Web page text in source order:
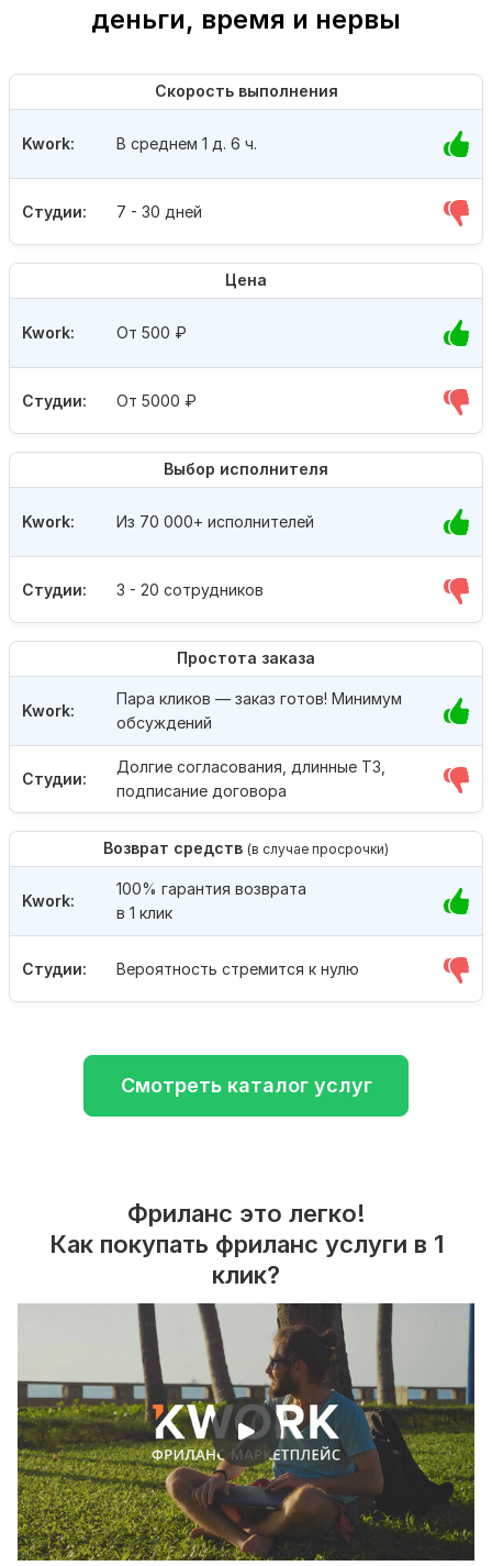
деньги, время и нервы
Скорость выполнения
Студии: 7 - 30 дней
Kwork: В среднем 1 д. 6 ч.
Цена
Студии: От 5000 ₽
Kwork: От 500 ₽
Выбор исполнителя
Студии: 3 - 20 сотрудников
Kwork: Из 70 000+ исполнителей
Простота заказа
Студии:
Долгие согласования, длинные ТЗ,
подписание договора
Kwork:
Пара кликов — заказ готов! Минимум
обсуждений
Возврат средств (в случае просрочки)
Студии: Вероятность стремится к нулю
Kwork:
100% гарантия возврата
в 1 клик
Смотреть каталог услуг
Фриланс это легко!
Как покупать фриланс услуги в 1
клик?